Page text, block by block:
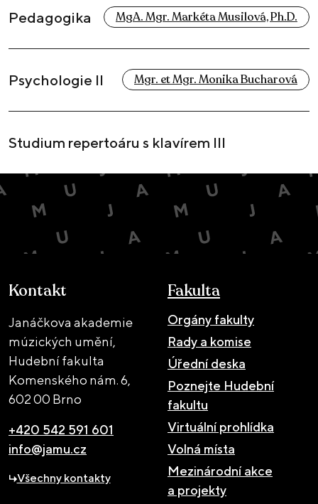
Pedagogika MgA. Mgr. Markéta Musilová, Ph.D.
Psychologie II Mgr. et Mgr. Monika Bucharová
Studium repertoáru s klavírem III
Kontakt
Janáčkova akademie
múzických umění,
Hudební fakulta
Komenského nám. 6,
602 00 Brno
+420 542 591 601
info@jamu.cz
Všechny kontakty
Fakulta
Orgány fakulty
Rady a komise
Úřední deska
Poznejte Hudební
fakultu
Virtuální prohlídka
Volná místa
Mezinárodní akce
a projekty